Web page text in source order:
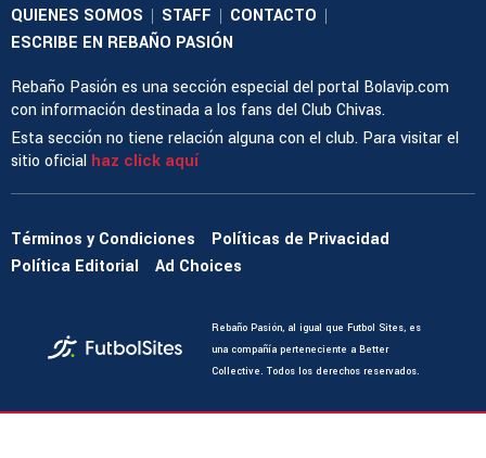
QUIENES SOMOS | STAFF | CONTACTO |
ESCRIBE EN REBAÑO PASIÓN
Rebaño Pasión es una sección especial del portal Bolavip.com
con información destinada a los fans del Club Chivas.
Esta sección no tiene relación alguna con el club. Para visitar el
sitio oficial haz click aquí
Términos y Condiciones
Políticas de Privacidad
Política Editorial
Ad Choices
Rebaño Pasión, al igual que Futbol Sites, es
una compañía perteneciente a Better
Collective. Todos los derechos reservados.